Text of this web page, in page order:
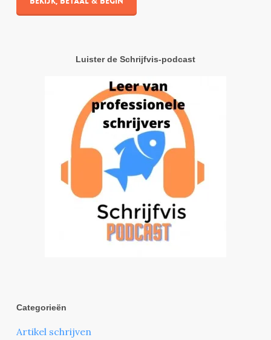
Luister de Schrijfvis-podcast
Categorieën
Artikel schrijven